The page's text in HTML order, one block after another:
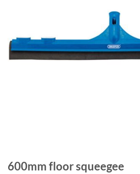
600mm floor squeegee